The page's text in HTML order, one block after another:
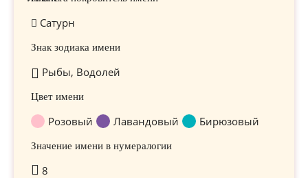
Сатурн
Знак зодиака имени
Рыбы, Водолей
Цвет имени
Розовый Лавандовый Бирюзовый
Значение имени в нумералогии
8